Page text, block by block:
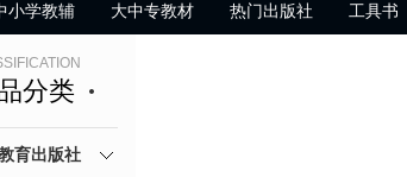
小学教辅 大中专教材 热门出版社 工具书
分类
育出版社